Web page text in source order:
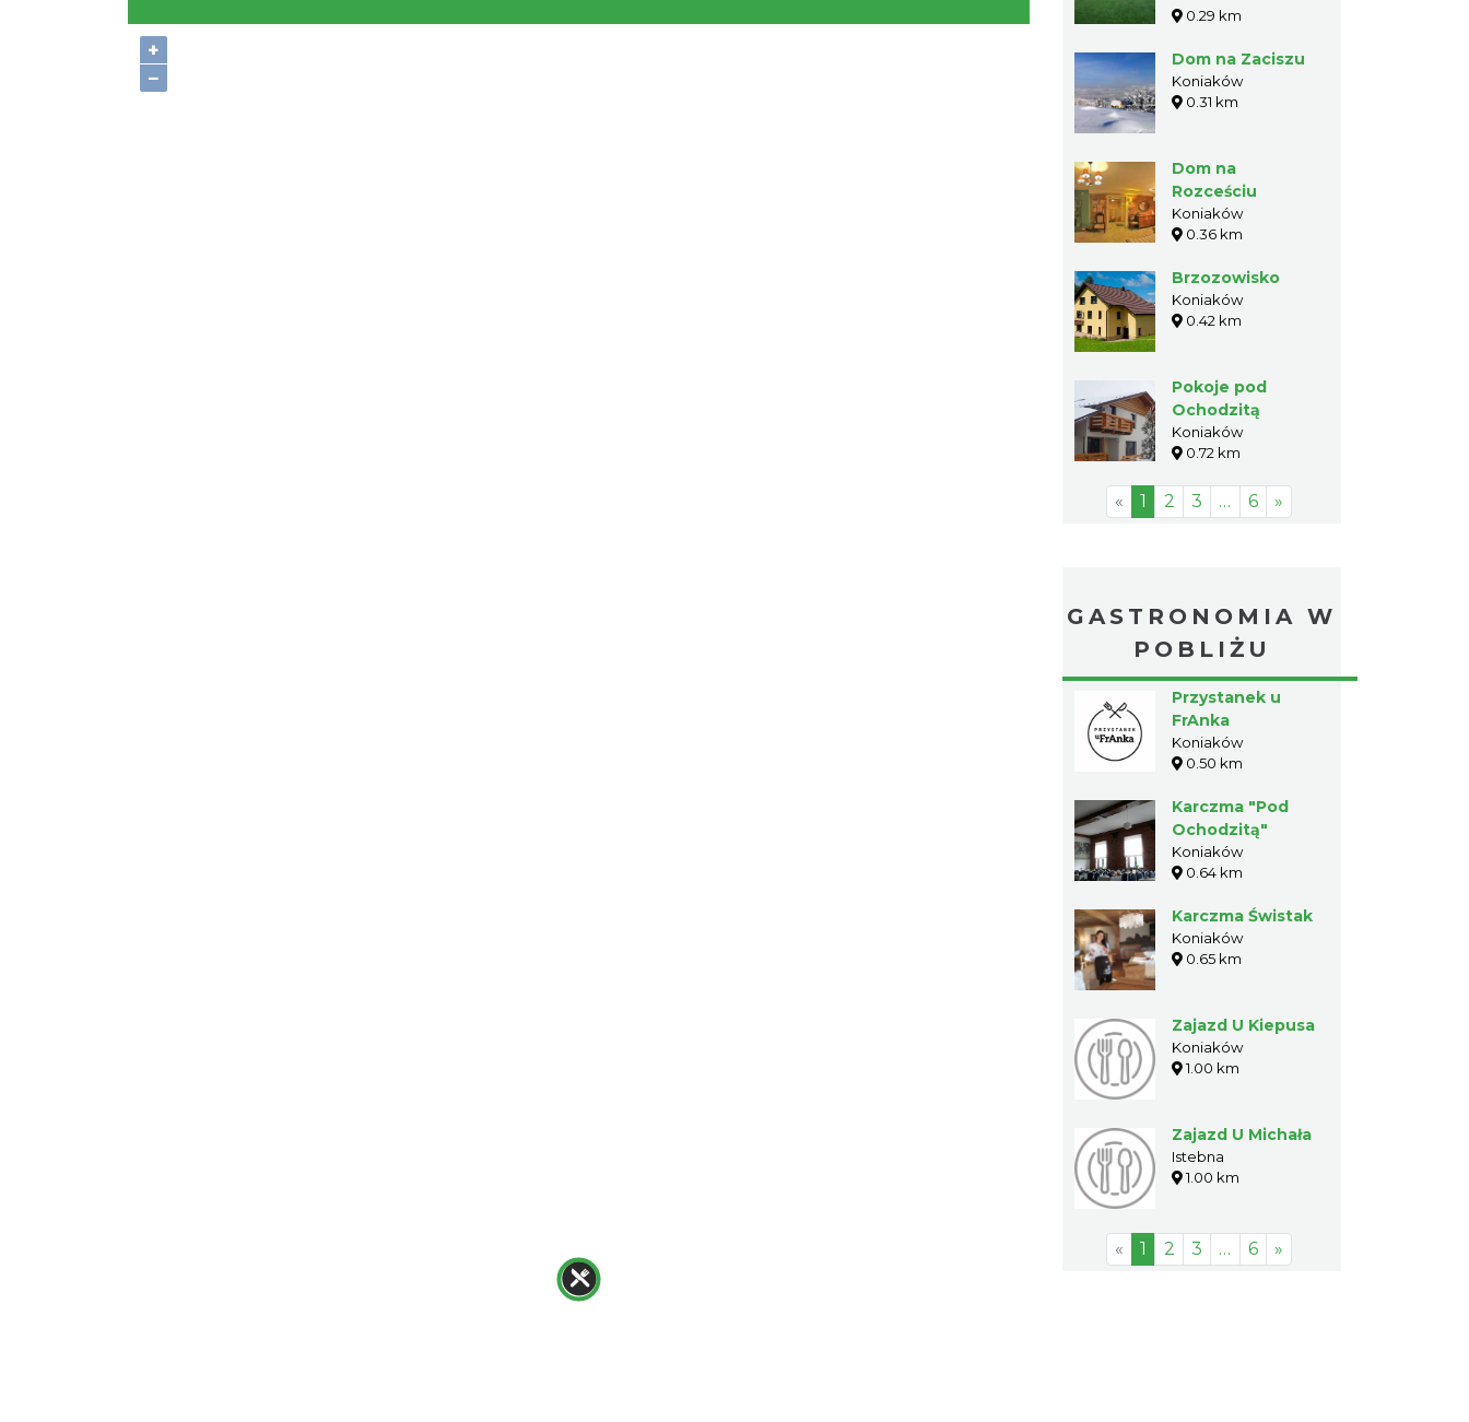
+
−
0.29 km
Dom na Zaciszu
Koniaków
0.31 km
Dom na
Rozceściu
Koniaków
0.36 km
Brzozowisko
Koniaków
0.42 km
Pokoje pod
Ochodzitą
Koniaków
0.72 km
« 1 2 3 … 6 »
GASTRONOMIA W
POBLIŻU
Przystanek u
FrAnka
Koniaków
0.50 km
Karczma "Pod
Ochodzitą"
Koniaków
0.64 km
Karczma Świstak
Koniaków
0.65 km
Zajazd U Kiepusa
Koniaków
1.00 km
Zajazd U Michała
Istebna
1.00 km
« 1 2 3 … 6 »